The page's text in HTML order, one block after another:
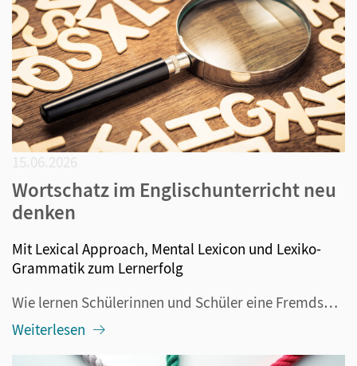
Wortschatz im Englischunterricht neu
denken
Mit Lexical Approach, Mental Lexicon und Lexiko-
Grammatik zum Lernerfolg
Wie lernen Schülerinnen und Schüler eine Fremdsprache am erfolgreichsten? Grammatikalische Regeln lernen und Vokabeln pauken galten lange Zeit als die besten Methoden. Doch davon hat sich die Didaktik in den vergangenen Jahrzehnten mehr und mehr verabschiedet. Lexical Approach, Mental Lexicon und Le...
Weiterlesen